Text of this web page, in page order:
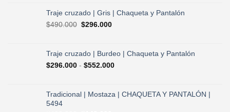
era:
$490.000.
es:
Traje cruzado | Gris | Chaqueta y Pantalón
$490.000 El
era:
$490.000.
$296.000El
es:
$296.000.
Traje cruzado | Burdeo | Chaqueta y Pantalón
$296.000 - $552.000Rango
desde
Tradicional | Mostaza | CHAQUETA Y PANTALÓN |
5494